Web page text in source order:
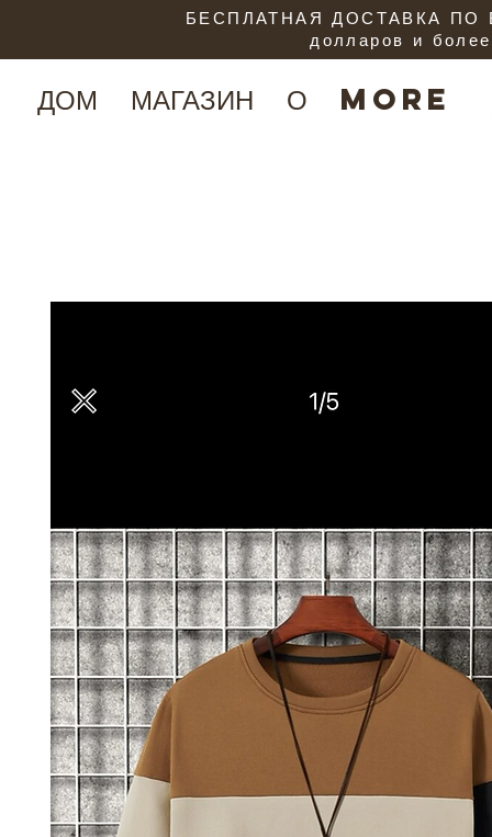
ДОМ МАГАЗИН О More
БЕСПЛАТНАЯ ДОСТАВКА ПО
долларов и